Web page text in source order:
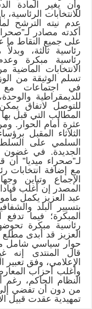
وأن يغير المادة
للانتخابات
عدم نيته الترشح
أكدته مصادر
على جميع النقاط ما
رئاسية ثالثة،
رئاسية مبكرة
الانتخابات
تسلم الوثيقة من
في اجتماعات مع
للديمقراطية
للتوصل لاتفاق
المطالب التي قبل
عثرة أمام الحوار.
الثلاثاء المقبل
السلمي على
الجديدة. في غضون
لـ”صحراء ميديا” أن
مع إضافة انتخابات
الإجماع وتباين
المصدر إن أغلب
عبد العزيز يكمل
بتسيير البلد
المبكرة؛ فيما تدفع
رئاسية مبكرة
العزيز قد أبدى
حوار سياسي شامل
قال المنتدى إنه
الإعلامي، وفق
وأغلب أحزاب
النظام الحاكم،
من دون أن تفضي
تمهيدية عقدت قبيل